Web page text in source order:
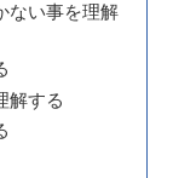
ない事を理解
解する